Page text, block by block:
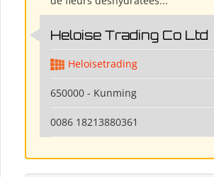
Heloise Trading Co Ltd
Heloisetrading
650000 - Kunming
0086 18213880361